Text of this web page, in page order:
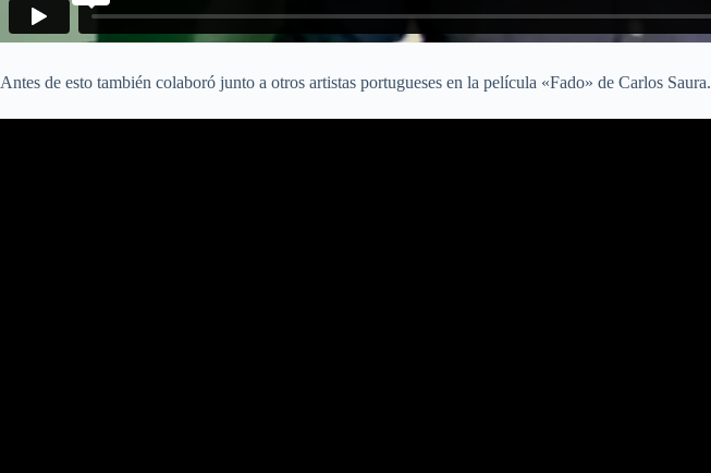
Antes de esto también colaboró junto a otros artistas portugueses en la película «Fado» de Carlos Saura.